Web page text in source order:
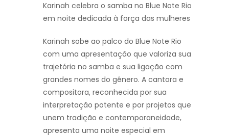
Karinah celebra o samba no Blue Note Rio
em noite dedicada à força das mulheres
Karinah sobe ao palco do Blue Note Rio
com uma apresentação que valoriza sua
trajetória no samba e sua ligação com
grandes nomes do gênero. A cantora e
compositora, reconhecida por sua
interpretação potente e por projetos que
unem tradição e contemporaneidade,
apresenta uma noite especial em